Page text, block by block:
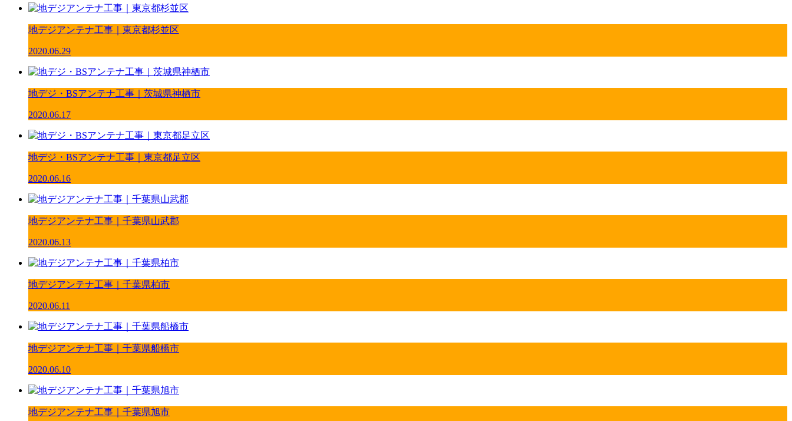
地デジアンテナ工事｜東京都杉並区
2020.06.29
地デジ・BSアンテナ工事｜茨城県神栖市
2020.06.17
地デジ・BSアンテナ工事｜東京都足立区
2020.06.16
地デジアンテナ工事｜千葉県山武郡
2020.06.13
地デジアンテナ工事｜千葉県柏市
2020.06.11
地デジアンテナ工事｜千葉県船橋市
2020.06.10
地デジアンテナ工事｜千葉県旭市